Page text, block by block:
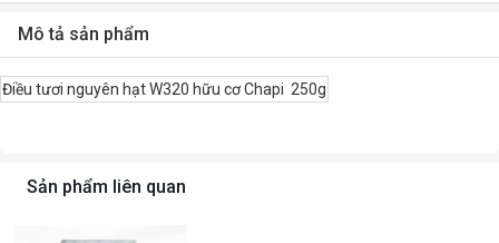
Mô tả sản phẩm
Điều tươi nguyên hạt W320 hữu cơ Chapi 250g
Sản phẩm liên quan